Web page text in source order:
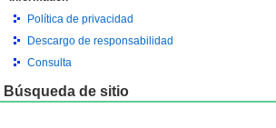
Política de privacidad
Descargo de responsabilidad
Consulta
Búsqueda de sitio